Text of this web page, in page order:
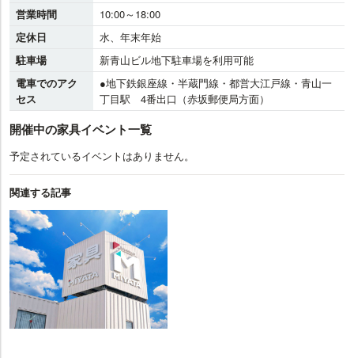
営業時間
10:00～18:00
定休日
水、年末年始
駐車場
新青山ビル地下駐車場を利用可能
電車でのアク
セス
●地下鉄銀座線・半蔵門線・都営大江戸線・青山一
丁目駅 4番出口（赤坂郵便局方面）
開催中の家具イベント一覧
予定されているイベントはありません。
関連する記事